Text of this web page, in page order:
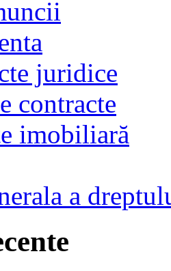
juridice
contracte
imobiliară
a